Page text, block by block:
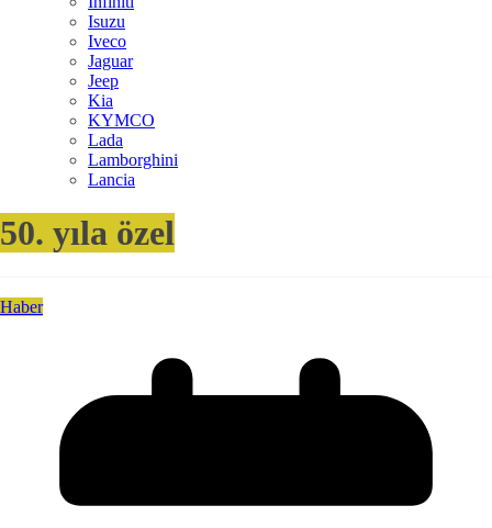
Isuzu
Iveco
Jaguar
Jeep
Kia
KYMCO
Lada
Lamborghini
Lancia
50. yıla özel
Haber